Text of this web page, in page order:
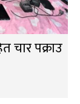
चार पक्राउ